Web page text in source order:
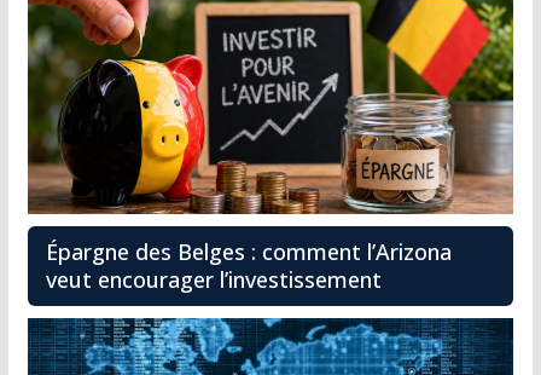
Épargne des Belges : comment l’Arizona
veut encourager l’investissement